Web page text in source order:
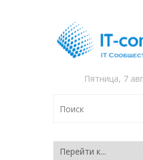
Пятница, 7